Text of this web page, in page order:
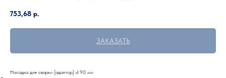
753,68 р.
ЗАКАЗАТЬ
Насадка для сварки (адаптор) d 90 мм